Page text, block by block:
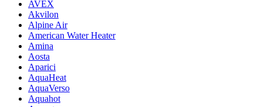
AVEX
Akvilon
Alpine Air
American Water Heater
Amina
Aosta
Aparici
AquaHeat
AquaVerso
Aquahot